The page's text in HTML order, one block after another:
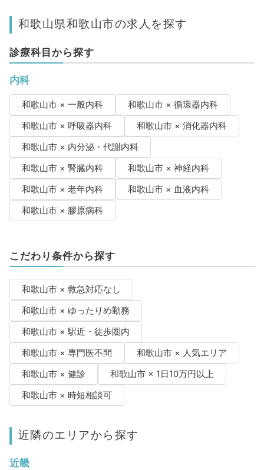
和歌山県和歌山市の求人を探す
診療科目から探す
内科
和歌山市 × 一般内科
和歌山市 × 循環器内科
和歌山市 × 呼吸器内科
和歌山市 × 消化器内科
和歌山市 × 内分泌・代謝内科
和歌山市 × 腎臓内科
和歌山市 × 神経内科
和歌山市 × 老年内科
和歌山市 × 血液内科
和歌山市 × 膠原病科
こだわり条件から探す
和歌山市 × 救急対応なし
和歌山市 × ゆったりめ勤務
和歌山市 × 駅近・徒歩圏内
和歌山市 × 専門医不問
和歌山市 × 人気エリア
和歌山市 × 健診
和歌山市 × 1日10万円以上
和歌山市 × 時短相談可
近隣のエリアから探す
近畿